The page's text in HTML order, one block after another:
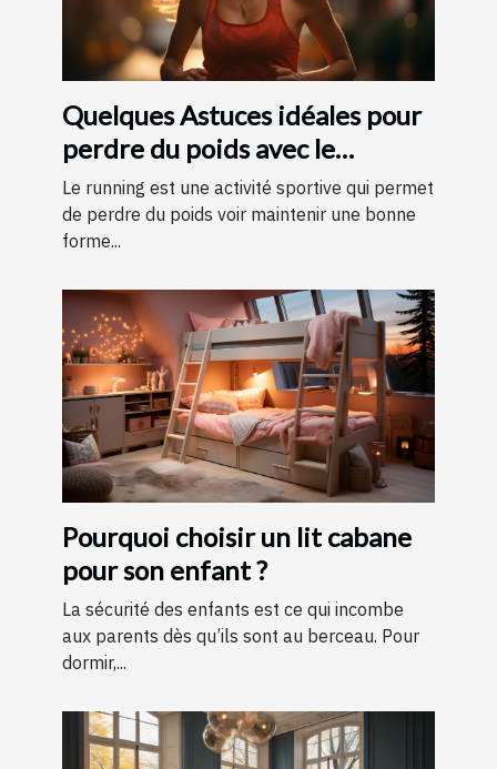
Quelques Astuces idéales pour
perdre du poids avec le
running ?
Le running est une activité sportive qui permet
de perdre du poids voir maintenir une bonne
forme...
Pourquoi choisir un lit cabane
pour son enfant ?
La sécurité des enfants est ce qui incombe
aux parents dès qu’ils sont au berceau. Pour
dormir,...